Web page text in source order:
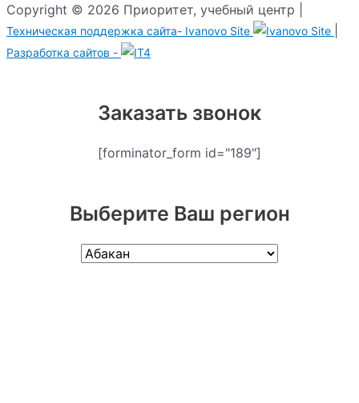
Copyright © 2026 Приоритет, учебный центр |
Техническая поддержка сайта- Ivanovo Site
Разработка сайтов -
Заказать звонок
[forminator_form id="189"]
Выберите Ваш регион